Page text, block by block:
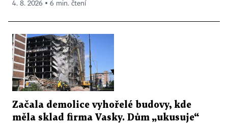
4. 8. 2026 ▪ 6 min. čtení
Začala demolice vyhořelé budovy, kde
měla sklad firma Vasky. Dům „ukusuje“